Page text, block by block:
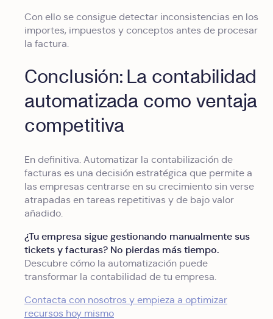
Con ello se consigue detectar inconsistencias en los
importes, impuestos y conceptos antes de procesar
la factura.
Conclusión: La contabilidad
automatizada como ventaja
competitiva
En definitiva. Automatizar la contabilización de
facturas es una decisión estratégica que permite a
las empresas centrarse en su crecimiento sin verse
atrapadas en tareas repetitivas y de bajo valor
añadido.
¿Tu empresa sigue gestionando manualmente sus
tickets y facturas? No pierdas más tiempo.
Descubre cómo la automatización puede
transformar la contabilidad de tu empresa.
Contacta con nosotros y empieza a optimizar
recursos hoy mismo